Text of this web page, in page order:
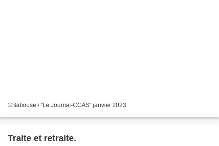
©Babouse / "Le Journal-CCAS" janvier 2023
Traite et retraite.